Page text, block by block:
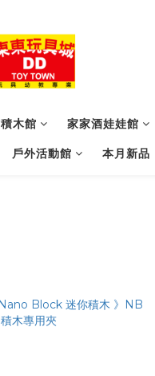
木館 家家酒娃娃館
戶外活動館 本月新品